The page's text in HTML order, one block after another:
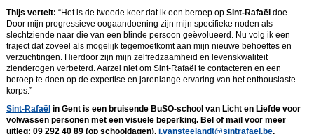
Thijs vertelt: “Het is de tweede keer dat ik een beroep op Sint-Rafaëldoe.
Door mijn progressieve oogaandoening zijn mijn specifieke noden als
slechtziende naar die van een blinde persoon geëvolueerd. Nu volg ik een
traject dat zoveel als mogelijk tegemoetkomt aan mijn nieuwe behoeftes en
verzuchtingen. Hierdoor zijn mijn zelfredzaamheid en levenskwaliteit
zienderogen verbeterd. Aarzel niet om Sint-Rafaël te contacteren en een
beroep te doen op de expertise en jarenlange ervaring van het enthousiaste
korps.”
Sint-Rafaëlin Gent is een bruisende BuSO-school van Licht en Liefde voor
volwassen personen met een visuele beperking. Bel of mail voor meer
uitleg: 09 292 40 89 (op schooldagen), i.vansteelandt@sintrafael.be.